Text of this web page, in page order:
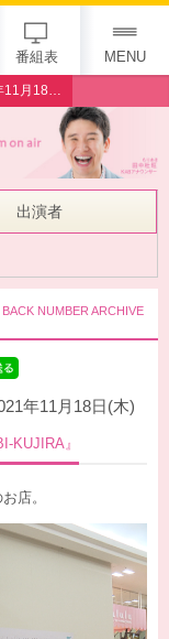
番組表 MENU
ゆめタウン光の森『OMUSUBI-KUJIRA』
出演者
BACK NUMBER ARCHIVE
年11月18日(木)
KUJIRA』
店。